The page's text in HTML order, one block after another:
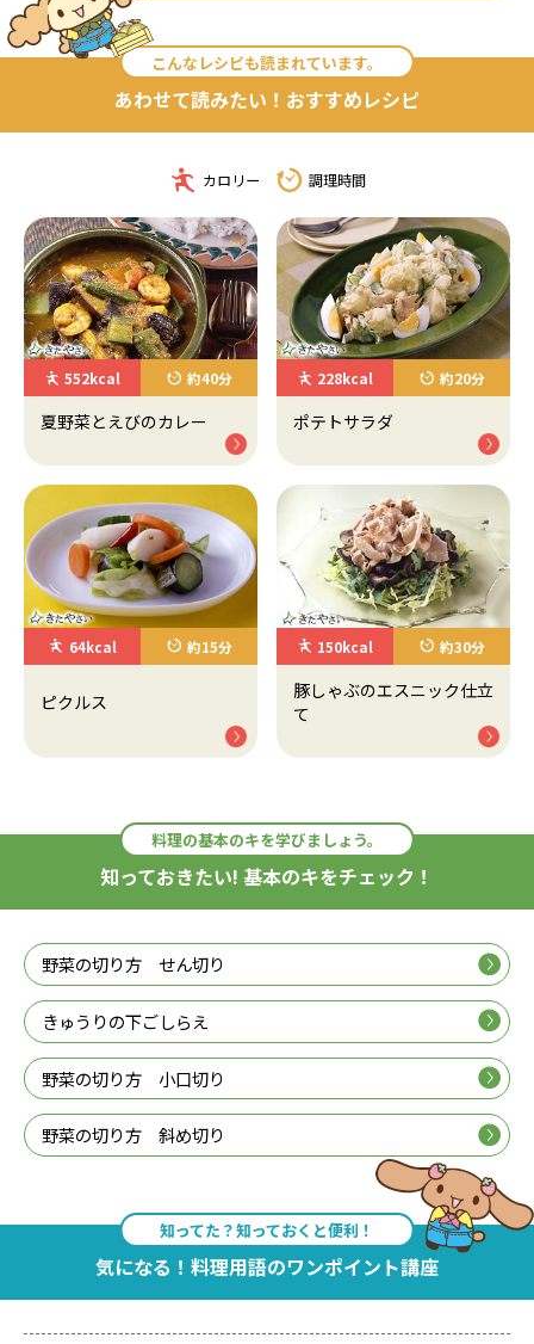
こんなレシピも読まれています。
あわせて読みたい！おすすめレシピ
カロリー 調理時間
552kcal 約40分
夏野菜とえびのカレー
228kcal 約20分
ポテトサラダ
64kcal 約15分
ピクルス
150kcal 約30分
豚しゃぶのエスニック仕立
て
料理の基本のキを学びましょう。
知っておきたい! 基本のキをチェック！
野菜の切り方 せん切り
きゅうりの下ごしらえ
野菜の切り方 小口切り
野菜の切り方 斜め切り
知ってた？知っておくと便利！
気になる！料理用語のワンポイント講座